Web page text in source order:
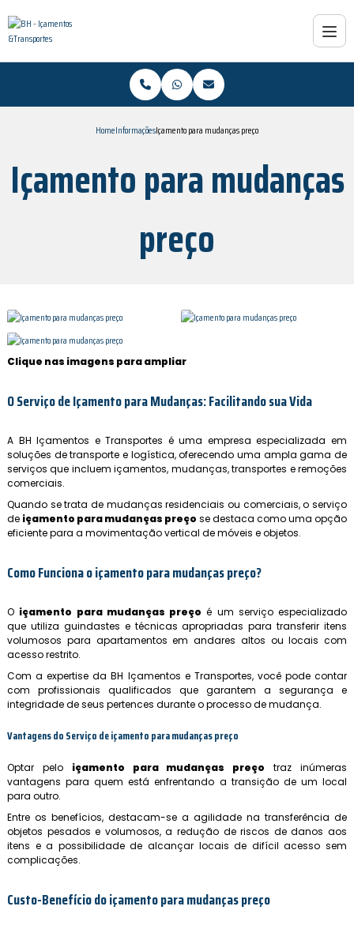
HomeInformaçõesIçamento para mudanças preço
Içamento para mudanças
preço
Clique nas imagens para ampliar
O Serviço de Içamento para Mudanças: Facilitando sua Vida
A BH Içamentos e Transportes é uma empresa especializada em
soluções de transporte e logística, oferecendo uma ampla gama de
serviços que incluem içamentos, mudanças, transportes e remoções
comerciais.
Quando se trata de mudanças residenciais ou comerciais, o serviço
de içamento para mudanças preço se destaca como uma opção
eficiente para a movimentação vertical de móveis e objetos.
Como Funciona oiçamento para mudanças preço?
O içamento para mudanças preço é um serviço especializado
que utiliza guindastes e técnicas apropriadas para transferir itens
volumosos para apartamentos em andares altos ou locais com
acesso restrito.
Com a expertise da BH Içamentos e Transportes, você pode contar
com profissionais qualificados que garantem a segurança e
integridade de seus pertences durante o processo de mudança.
Vantagens do Serviço deiçamento para mudanças preço
Optar pelo içamento para mudanças preço traz inúmeras
vantagens para quem está enfrentando a transição de um local
para outro.
Entre os benefícios, destacam-se a agilidade na transferência de
objetos pesados e volumosos, a redução de riscos de danos aos
itens e a possibilidade de alcançar locais de difícil acesso sem
complicações.
Custo-Benefício doiçamento para mudanças preço